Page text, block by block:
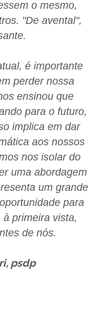
o mesmo,
"De avental",
é importante
perder nossa
ensinou que
para o futuro,
implica em dar
aos nossos
nos isolar do
uma abordagem
um grande
para
primeira vista,
de nós.
psdp